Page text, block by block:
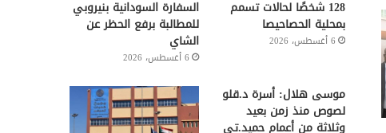
128 شخصًا لحالات تسمم
بمحلية الحصاحيصا
6 أغسطس، 2026
السفارة السودانية بنيروبي
للمطالبة برفع الحظر عن
الشاي
6 أغسطس، 2026
موسى هلال: أسرة د.قلو
لصوص منذ زمن بعيد
وثلاثة من أعمام حميد.تي